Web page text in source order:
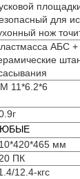
для
нож
АБС
11*6.2*6
мм
ПК
12.4-кгс